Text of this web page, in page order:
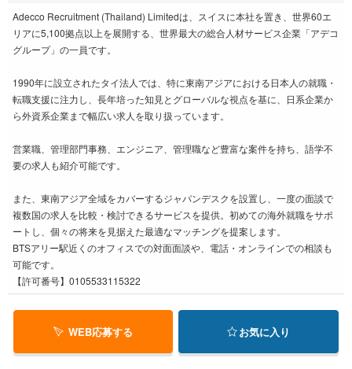
Adecco Recruitment (Thailand) Limitedは、スイスに本社を置き、世界60エ
リアに5,100拠点以上を展開する、世界最大の総合人材サービス企業「アデコ
グループ」の一員です。
1990年に設立されたタイ法人では、特に東南アジアにおける日本人の就職・
転職支援に注力し、長年培った知見とグローバルな視点を基に、日系企業か
ら外資系企業まで幅広い求人を取り扱っています。
営業職、管理部門事務、エンジニア、管理職など豊富な案件を持ち、語学不
要の求人も紹介可能です。
また、東南アジア全域をカバーするジャパンデスクを設置し、一度の面談で
複数国の求人を比較・検討できるサービスを提供。初めての海外就職をサポ
ートし、個々の将来を見据えた最適なマッチングを提案します。
BTSアリー駅近くのオフィスでの対面面談や、電話・オンラインでの相談も
可能です。
【許可番号】0105533115322
WEB応募する お気に入り